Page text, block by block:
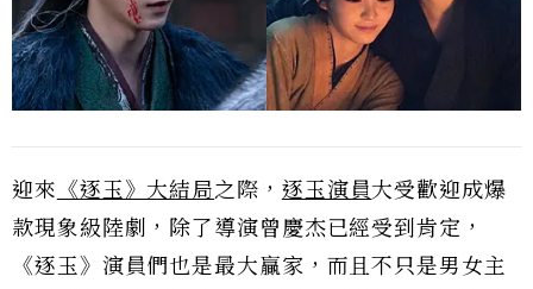
迎來 《逐玉》大結局之際， 逐玉演員大受歡迎成爆
款現象級陸劇，除了導演曾慶杰已經受到肯定，
《逐玉》演員們也是最大贏家，而且不只是男女主